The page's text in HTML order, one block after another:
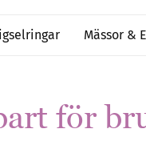
Mässor &
för